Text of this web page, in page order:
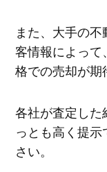
また、大手の
客情報によっ
格での売却が期
各社が査定した
っとも高く提
さい。